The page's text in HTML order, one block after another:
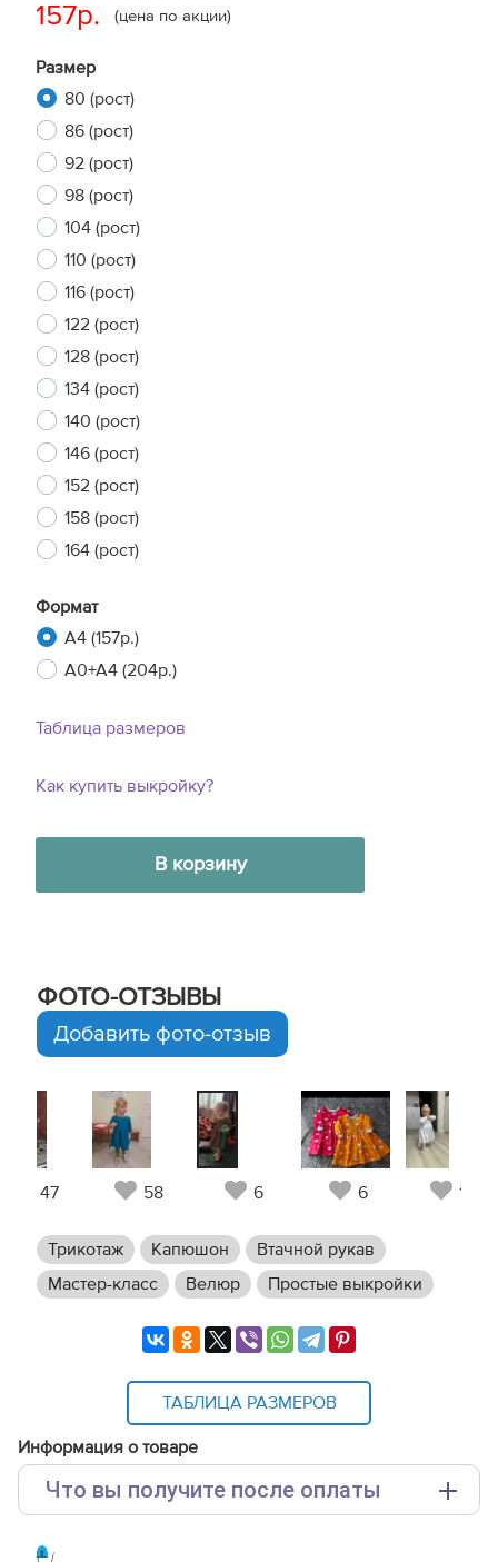
157р. (цена по акции)
Размер
80 (рост)
86 (рост)
92 (рост)
98 (рост)
104 (рост)
110 (рост)
116 (рост)
122 (рост)
128 (рост)
134 (рост)
140 (рост)
146 (рост)
152 (рост)
158 (рост)
164 (рост)
Формат
A4 (157р.)
A0+A4 (204р.)
Таблица размеров
Как купить выкройку?
В корзину
ФОТО-ОТЗЫВЫ
Добавить фото-отзыв
47 58 6 6 10
Трикотаж Капюшон
Втачной рукав
Мастер-класс
Велюр Простые выкройки
ТАБЛИЦА РАЗМЕРОВ
Информация о товаре
Что вы получите после оплаты